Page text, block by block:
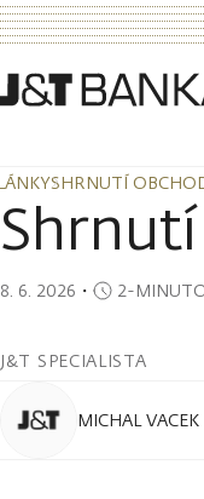
SHRNUTÍ
SHRNUTÍ
8. 6. 2026 ・ 2-
J&T SPECIALISTA
MICHAL VACEK